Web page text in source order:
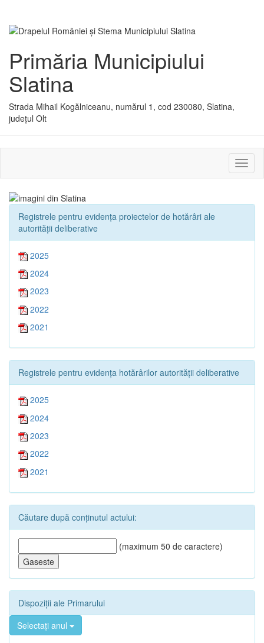
Primăria Municipiului
Slatina
Strada Mihail Kogălniceanu, numărul 1, cod 230080, Slatina,
județul Olt
sau
Registrele pentru evidența proiectelor de hotărâri ale
autorității deliberative
2025
2024
2023
2022
2021
Registrele pentru evidența hotărârilor autorității deliberative
2025
2024
2023
2022
2021
Căutare după conținutul actului:
(maximum 50 de caractere)
Dispoziții ale Primarului
Selectați anul